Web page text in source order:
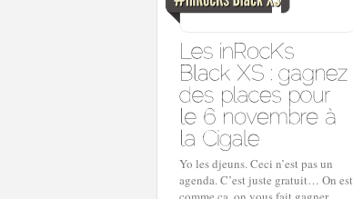
Yo les djeuns. Ceci n’est pas un
agenda. C’est juste gratuit… On est